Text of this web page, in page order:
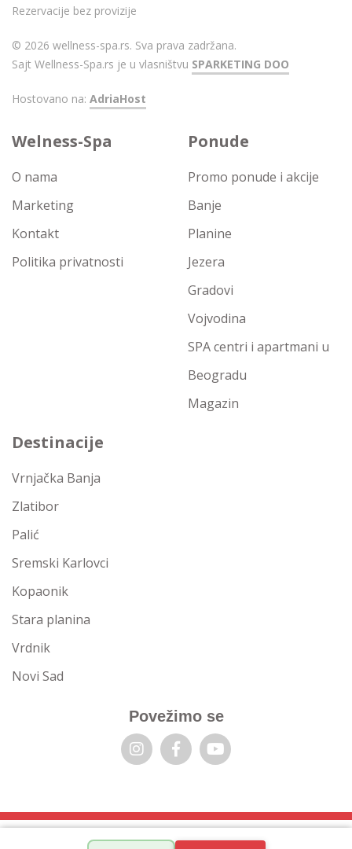
Rezervacije bez provizije
© 2026 wellness-spa.rs. Sva prava zadržana.
Sajt Wellness-Spa.rs je u vlasništvu SPARKETING DOO
Hostovano na: AdriaHost
Welness-Spa
O nama
Marketing
Kontakt
Politika privatnosti
Ponude
Promo ponude i akcije
Banje
Planine
Jezera
Gradovi
Vojvodina
SPA centri i apartmani u
Beogradu
Magazin
Destinacije
Vrnjačka Banja
Zlatibor
Palić
Sremski Karlovci
Kopaonik
Stara planina
Vrdnik
Novi Sad
Povežimo se